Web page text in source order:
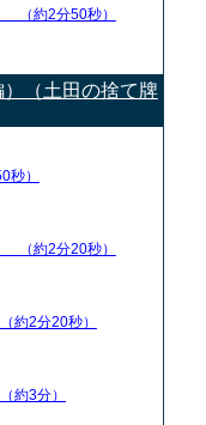
（約2分50秒）
（土田の捨て牌
秒）
（約2分20秒）
（約2分20秒）
（約3分）